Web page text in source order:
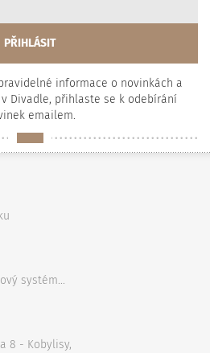
informace o novinkách a
Divadle, přihlaste se k odebírání
emailem.
systém...
8 - Kobylisy,